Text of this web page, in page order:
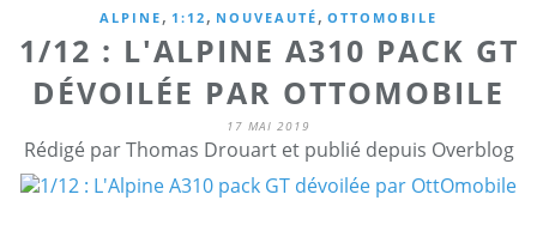
ALPINE , 1:12 , NOUVEAUTÉ , OTTOMOBILE
1/12 : L'ALPINE A310 PACK GT
DÉVOILÉE PAR OTTOMOBILE
17 MAI 2019
Rédigé par Thomas Drouart et publié depuis Overblog